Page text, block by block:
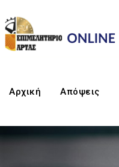
Αρχική Απόψεις